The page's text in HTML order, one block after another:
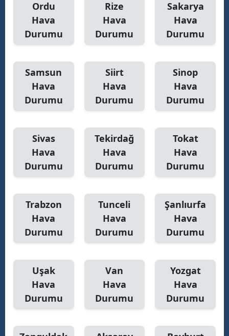
Ordu
Hava
Durumu
Rize
Hava
Durumu
Sakarya
Hava
Durumu
Samsun
Hava
Durumu
Siirt
Hava
Durumu
Sinop
Hava
Durumu
Sivas
Hava
Durumu
Tekirdağ
Hava
Durumu
Tokat
Hava
Durumu
Trabzon
Hava
Durumu
Tunceli
Hava
Durumu
Şanlıurfa
Hava
Durumu
Uşak
Hava
Durumu
Van
Hava
Durumu
Yozgat
Hava
Durumu